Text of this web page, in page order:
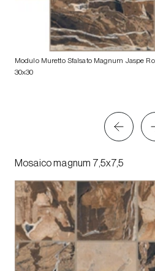
Modulo Muretto Sfalsato Magnum Jaspe
30x30
Mosaico magnum 7,5x7,5